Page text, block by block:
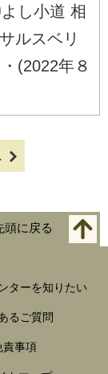
し小道 相
ルスベリ
(2022年８
頭に戻る
ターを知りたい
るご質問
責事項